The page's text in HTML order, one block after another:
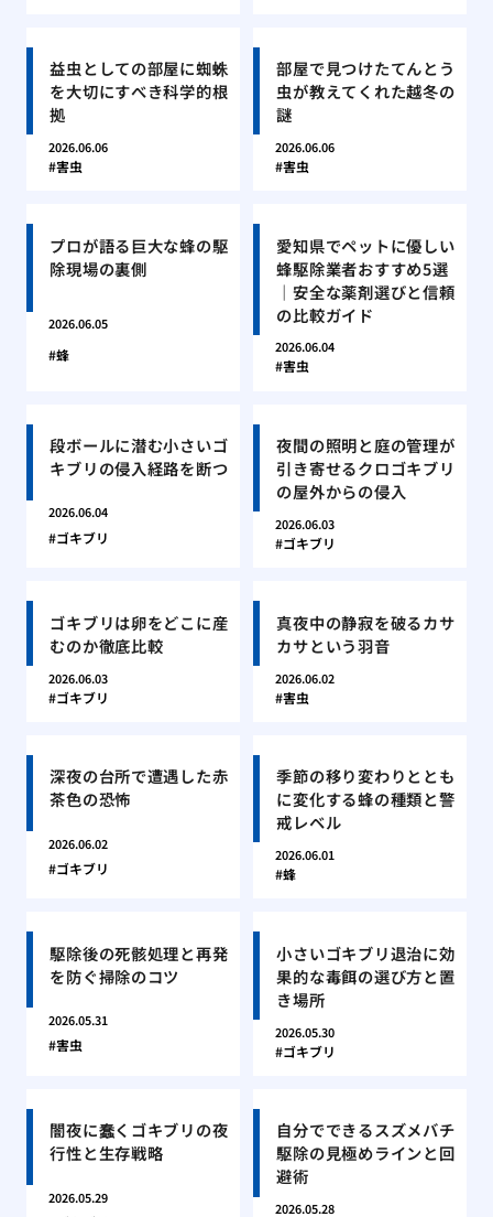
益虫としての部屋に蜘蛛
を大切にすべき科学的根
拠
2026.06.06
害虫
部屋で見つけたてんとう
虫が教えてくれた越冬の
謎
2026.06.06
害虫
プロが語る巨大な蜂の駆
除現場の裏側
2026.06.05
蜂
愛知県でペットに優しい
蜂駆除業者おすすめ5選
｜安全な薬剤選びと信頼
の比較ガイド
2026.06.04
害虫
段ボールに潜む小さいゴ
キブリの侵入経路を断つ
2026.06.04
ゴキブリ
夜間の照明と庭の管理が
引き寄せるクロゴキブリ
の屋外からの侵入
2026.06.03
ゴキブリ
ゴキブリは卵をどこに産
むのか徹底比較
2026.06.03
ゴキブリ
真夜中の静寂を破るカサ
カサという羽音
2026.06.02
害虫
深夜の台所で遭遇した赤
茶色の恐怖
2026.06.02
ゴキブリ
季節の移り変わりととも
に変化する蜂の種類と警
戒レベル
2026.06.01
蜂
駆除後の死骸処理と再発
を防ぐ掃除のコツ
2026.05.31
害虫
小さいゴキブリ退治に効
果的な毒餌の選び方と置
き場所
2026.05.30
ゴキブリ
闇夜に蠢くゴキブリの夜
行性と生存戦略
2026.05.29
自分でできるスズメバチ
駆除の見極めラインと回
避術
2026.05.28